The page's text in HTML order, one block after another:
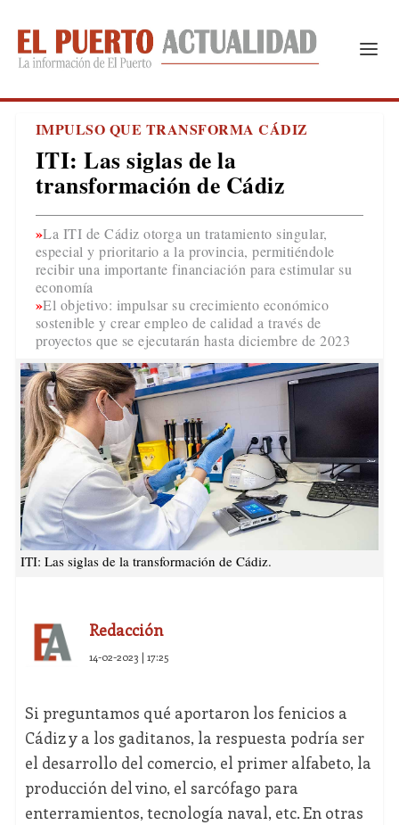
IMPULSO QUE TRANSFORMA CÁDIZ
ITI: Las siglas de la
transformación de Cádiz
La ITI de Cádiz otorga un tratamiento singular,
especial y prioritario a la provincia, permitiéndole
recibir una importante financiación para estimular su
economía
El objetivo: impulsar su crecimiento económico
sostenible y crear empleo de calidad a través de
proyectos que se ejecutarán hasta diciembre de 2023
ITI: Las siglas de la transformación de Cádiz.
Redacción
14-02-2023 | 17:25
Si preguntamos qué aportaron los fenicios a
Cádiz y a los gaditanos, la respuesta podría ser
el desarrollo del comercio, el primer alfabeto, la
producción del vino, el sarcófago para
enterramientos, tecnología naval, etc. En otras